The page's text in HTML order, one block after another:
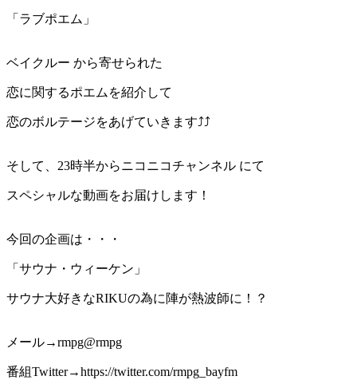
「ラブポエム」
ベイクルー から寄せられた
恋に関するポエムを紹介して
恋のボルテージをあげていきます⤴︎⤴︎
そして、23時半からニコニコチャンネル にて
スペシャルな動画をお届けします！
今回の企画は・・・
「サウナ・ウィーケン」
サウナ大好きなRIKUの為に陣が熱波師に！？
メール→rmpg@rmpg
番組Twitter→https://twitter.com/rmpg_bayfm